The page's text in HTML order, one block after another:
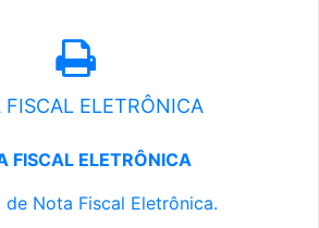
FISCAL ELETRÔNICA
FISCAL ELETRÔNICA
de Nota Fiscal Eletrônica.